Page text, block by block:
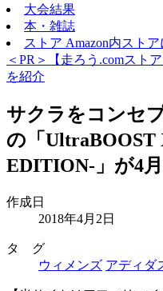
大会結果
本・雑誌
ストア Amazon内スト
＜PR＞【走ろう.comスト
を紹介
サクラをコンセ
の「
EDITION-」が4
作成日
2018年4月2日
タ グ
ウィメンズ アディダ